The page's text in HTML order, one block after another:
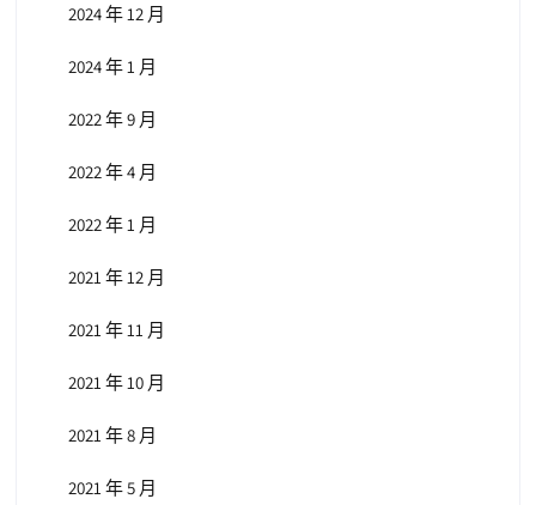
2024 年 12 月
2024 年 1 月
2022 年 9 月
2022 年 4 月
2022 年 1 月
2021 年 12 月
2021 年 11 月
2021 年 10 月
2021 年 8 月
2021 年 5 月